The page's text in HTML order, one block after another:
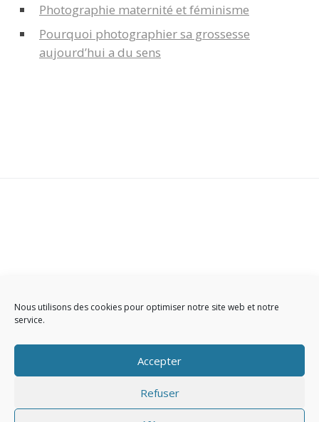
Nous utilisons des cookies pour optimiser notre site web et notre
service.
Accepter
Refuser
Photographie maternité et féminisme
Pourquoi photographier sa grossesse
aujourd’hui a du sens
Studio PHOTO Autrement Vu
Propulsé parWP– Réalisé avec theThème Customizr